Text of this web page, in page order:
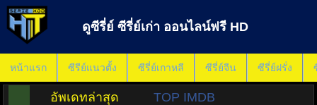
ดูซีรี่ย์ ซีรี่ย์เก่า ออนไลน์ฟรี HD
หน้าแรก ซีรีย์แนวตั้ง ซีรี่ย์เกาหลี ซีรี่ย์จีน ซีรี่ย์ฝรั่ง
อัพเดทล่าสุด
TOP IMDB